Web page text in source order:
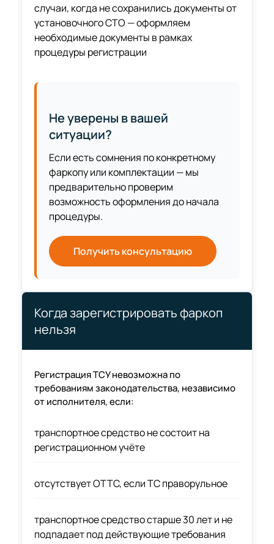
случаи, когда не сохранились документы от
установочного СТО — оформляем
необходимые документы в рамках
процедуры регистрации
Не уверены в вашей
ситуации?
Если есть сомнения по конкретному
фаркопу или комплектации — мы
предварительно проверим
возможность оформления до начала
процедуры.
Получить консультацию
Когда зарегистрировать фаркоп
нельзя
Регистрация ТСУ невозможна по
требованиям законодательства, независимо
от исполнителя, если:
транспортное средство не состоит на
регистрационном учёте
отсутствует ОТТС, если ТС праворульное
транспортное средство старше 30 лет и не
подпадает под действующие требования